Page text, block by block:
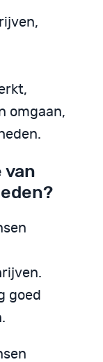
omgaan,
van
goed